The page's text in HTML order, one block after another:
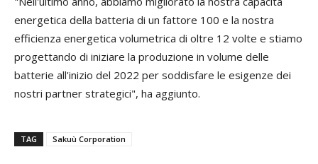
energetica della batteria di un fattore 100 e la nostra
efficienza energetica volumetrica di oltre 12 volte e stiamo
progettando di iniziare la produzione in volume delle
batterie all'inizio del 2022 per soddisfare le esigenze dei
nostri partner strategici", ha aggiunto.
TAG Sakuù Corporation